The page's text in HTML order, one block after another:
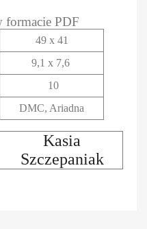
formacie PDF
49 x 41
9,1 x 7,6
10
DMC, Ariadna
Kasia
Szczepaniak